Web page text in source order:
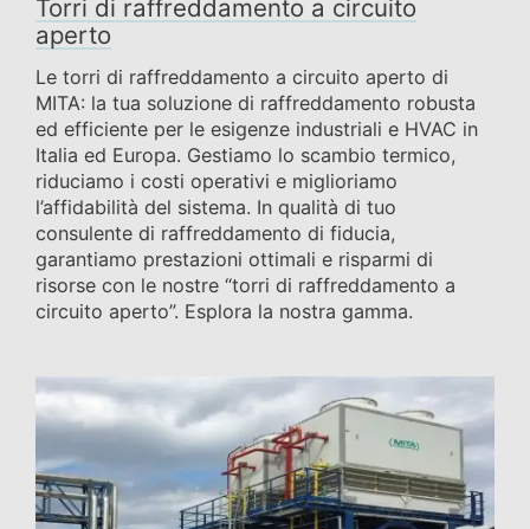
Torri di raffreddamento a circuito
aperto
Le torri di raffreddamento a circuito aperto di
MITA: la tua soluzione di raffreddamento robusta
ed efficiente per le esigenze industriali e HVAC in
Italia ed Europa. Gestiamo lo scambio termico,
riduciamo i costi operativi e miglioriamo
l’affidabilità del sistema. In qualità di tuo
consulente di raffreddamento di fiducia,
garantiamo prestazioni ottimali e risparmi di
risorse con le nostre “torri di raffreddamento a
circuito aperto”. Esplora la nostra gamma.